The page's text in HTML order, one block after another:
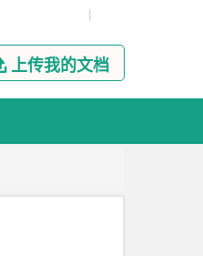
|
上传我的文档